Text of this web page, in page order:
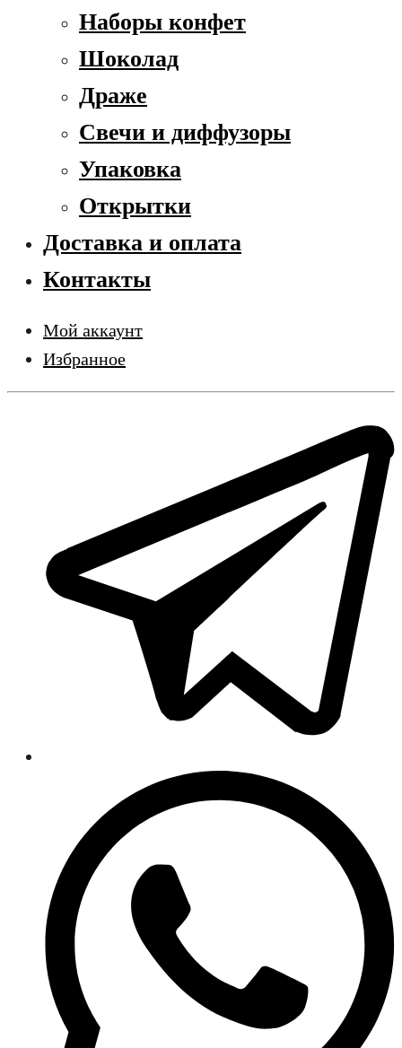
Наборы конфет
Шоколад
Драже
Свечи и диффузоры
Упаковка
Открытки
Доставка и оплата
Контакты
Мой аккаунт
Избранное